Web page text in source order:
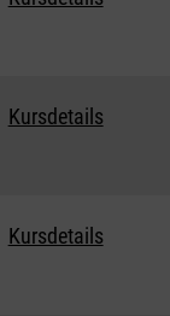
Kursdetails
Kursdetails